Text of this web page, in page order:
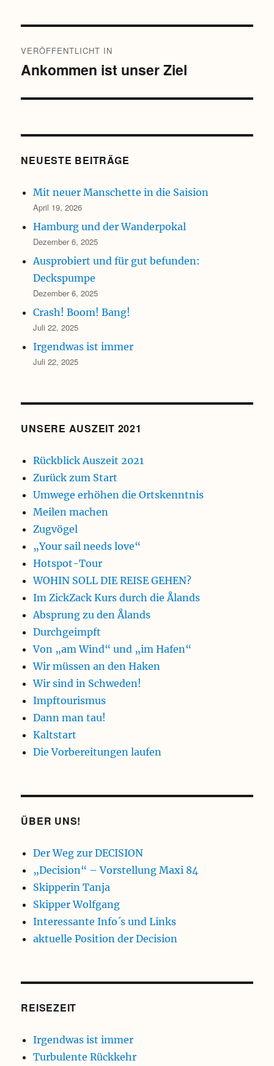
VERÖFFENTLICHT IN
Ankommen ist unser Ziel
NEUESTE BEITRÄGE
Mit neuer Manschette in die Saision
April 19, 2026
Hamburg und der Wanderpokal
Dezember 6, 2025
Ausprobiert und für gut befunden:
Deckspumpe
Dezember 6, 2025
Crash! Boom! Bang!
Juli 22, 2025
Irgendwas ist immer
Juli 22, 2025
UNSERE AUSZEIT 2021
Rückblick Auszeit 2021
Zurück zum Start
Umwege erhöhen die Ortskenntnis
Meilen machen
Zugvögel
„Your sail needs love“
Hotspot-Tour
WOHIN SOLL DIE REISE GEHEN?
Im ZickZack Kurs durch die Ålands
Absprung zu den Ålands
Durchgeimpft
Von „am Wind“ und „im Hafen“
Wir müssen an den Haken
Wir sind in Schweden!
Impftourismus
Dann man tau!
Kaltstart
Die Vorbereitungen laufen
ÜBER UNS!
Der Weg zur DECISION
„Decision“ – Vorstellung Maxi 84
Skipperin Tanja
Skipper Wolfgang
Interessante Info´s und Links
aktuelle Position der Decision
REISEZEIT
Irgendwas ist immer
Turbulente Rückkehr